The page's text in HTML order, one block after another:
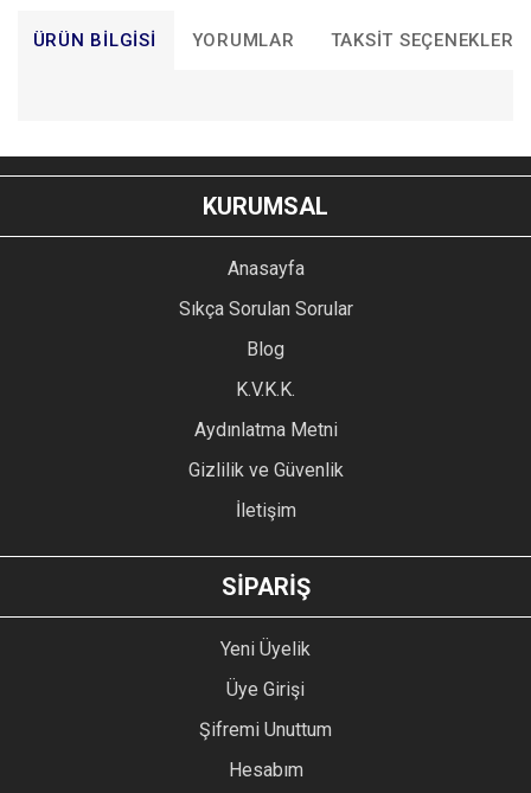
ÜRÜN BILGISI YORUMLAR TAKSIT SEÇENEKLERI
YORUM YAZ
Bu ürünün fiyat bilgisi, resim, ürün açıklamalarında ve diğer
konularda yetersiz gördüğünüz noktaları öneri formunu
kullanarak tarafımıza iletebilirsiniz.
Ürün resmi kalitesiz, bozuk veya görüntülenemiyor.
Ürün açıklamasında eksik bilgiler bulunuyor.
Ürün bilgilerinde hatalar bulunuyor.
Ürün fiyatı diğer sitelerden daha pahalı.
GÖNDER
KURUMSAL
Anasayfa
Sıkça Sorulan Sorular
Blog
K.V.K.K.
Aydınlatma Metni
Gizlilik ve Güvenlik
İletişim
SİPARİŞ
Yeni Üyelik
Üye Girişi
Şifremi Unuttum
Hesabım